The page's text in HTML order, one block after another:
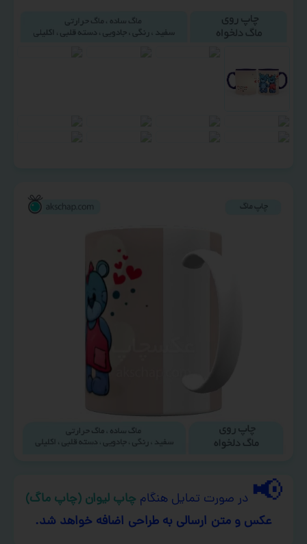
📢 در صورت تمایل هنگام چاپ لیوان (چاپ ماگ)
عکس و متن ارسالی به طراحی اضافه خواهد شد.